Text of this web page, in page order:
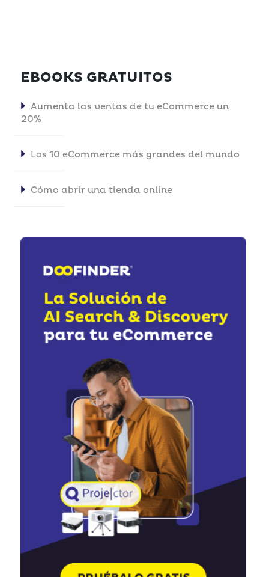
EBOOKS GRATUITOS
Aumenta las ventas de tu eCommerce un
20%
Los 10 eCommerce más grandes del mundo
Cómo abrir una tienda online